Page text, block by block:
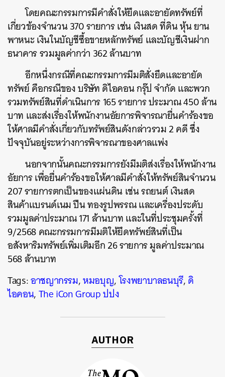
โดยคณะกรรมการมีคำสั่งให้ยึดและอายัดทรัพย์ที่
เกี่ยวข้องจำนวน 370 รายการ เช่น เงินสด ที่ดิน หุ้น ยาน
พาหนะ เงินในบัญชีซื้อขายหลักทรัพย์ และบัญชีเงินฝาก
ธนาคาร รวมมูลค่ากว่า 362 ล้านบาท
อีกหนึ่งกรณีที่คณะกรรมการมีมติสั่งยึดและอายัด
ทรัพย์ คือกรณีของ บริษัท ดิไอคอน กรุ๊ป จำกัด และพวก
รวมทรัพย์สินที่ดำเนินการ 165 รายการ ประมาณ 450 ล้าน
บาท และส่งเรื่องให้พนักงานอัยการพิจารณายื่นคำร้องขอ
ให้ศาลมีคำสั่งเกี่ยวกับทรัพย์สินดังกล่าวรวม 2 คดี ซึ่ง
ปัจจุบันอยู่ระหว่างการพิจารณาของศาลแพ่ง
นอกจากนั้นคณะกรรมการยังมีมติส่งเรื่องให้พนักงาน
อัยการ เพื่อยื่นคำร้องขอให้ศาลมีคำสั่งให้ทรัพย์สินจำนวน
207 รายการตกเป็นของแผ่นดิน เช่น รถยนต์ เงินสด
สินค้าแบรนด์เนม ปืน ทองรูปพรรณ และเครื่องประดับ
รวมมูลค่าประมาณ 171 ล้านบาท และในที่ประชุมครั้งที่
9/2568 คณะกรรมการมีมติให้ยึดทรัพย์สินที่เป็น
อสังหาริมทรัพย์เพิ่มเติมอีก 26 รายการ มูลค่าประมาณ
568 ล้านบาท
Tags:อาชญากรรม,หมอบุญ,โรงพยาบาลธนบุรี,ดิ
ไอคอน,The iCon Group ปปง
AUTHOR
ค้นหา
SHARE TWEET LINE EMAIL